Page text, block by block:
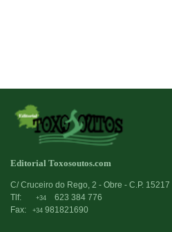
Editorial Toxosoutos.com
C/ Cruceiro do Rego, 2 - Obre - C.P.
Tlf:
+34
623 384 776
Fax:
+34 981821690